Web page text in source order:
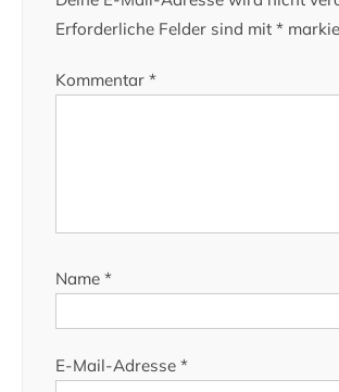
Erforderliche Felder sind mit *
Kommentar *
Name *
E-Mail-Adresse *